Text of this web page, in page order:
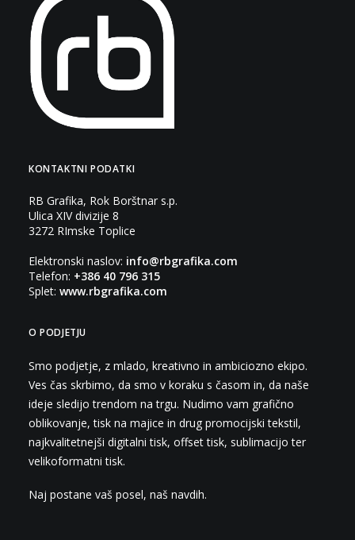
KONTAKTNI PODATKI
RB Grafika, Rok Borštnar s.p.
Ulica XIV divizije 8
3272 RImske Toplice
Elektronski naslov: info@rbgrafika.com
Telefon: +386 40 796 315
Splet: www.rbgrafika.com
O PODJETJU
Smo podjetje, z mlado, kreativno in ambiciozno ekipo.
Ves čas skrbimo, da smo v koraku s časom in, da naše
ideje sledijo trendom na trgu. Nudimo vam grafično
oblikovanje, tisk na majice in drug promocijski tekstil,
najkvalitetnejši digitalni tisk, offset tisk, sublimacijo ter
velikoformatni tisk.
Naj postane vaš posel, naš navdih.